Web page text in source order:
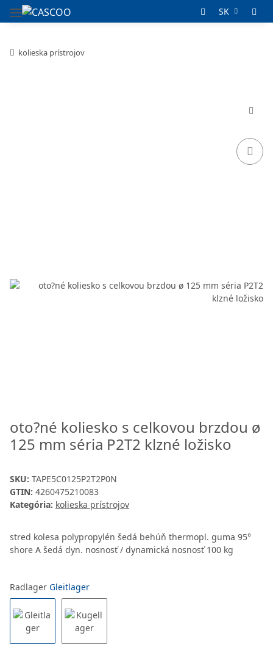
SK
kolieska prístrojov
oto?né koliesko s celkovou brzdou ø
125 mm séria P2T2 klzné ložisko
SKU: TAPE5C0125P2T2P0N
GTIN: 4260475210083
Kategória: kolieska prístrojov
stred kolesa polypropylén šedá behúň thermopl. guma 95°
shore A šedá dyn. nosnosť / dynamická nosnosť 100 kg
Radlager Gleitlager